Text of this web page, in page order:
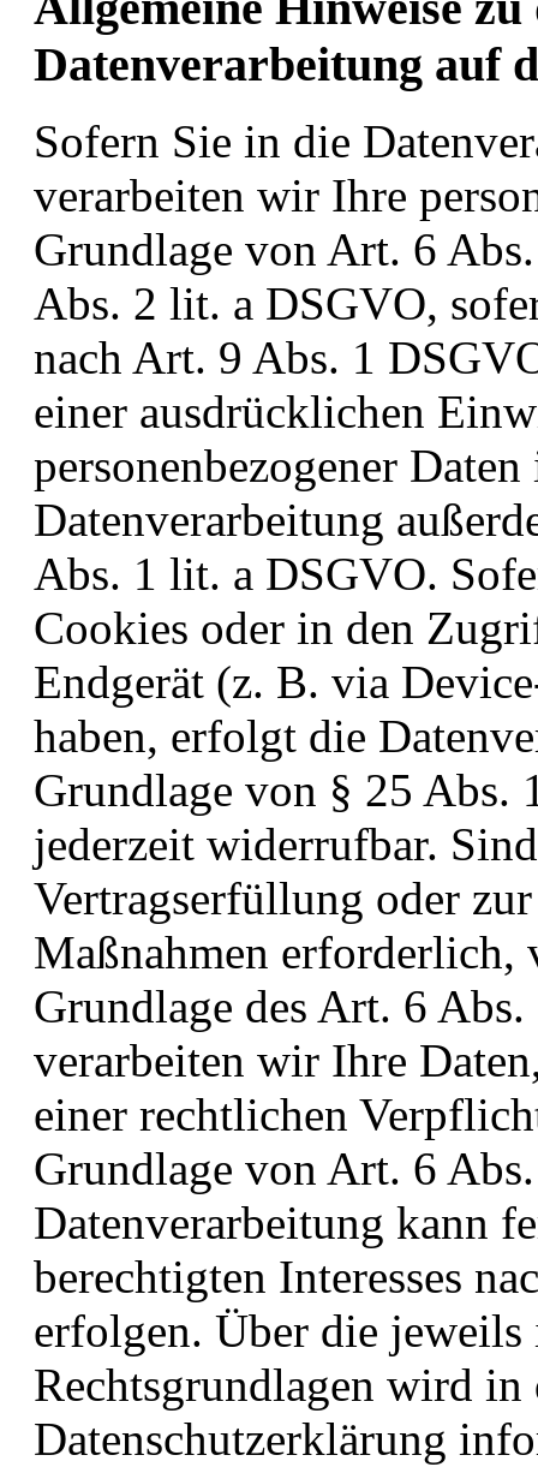
Datenverarbeitung auf
Sofern Sie in die
verarbeiten wir Ihre
Grundlage von Art. 6
Abs. 2 lit. a DSGVO,
nach Art. 9 Abs. 1
einer ausdrücklichen
personenbezogener
Datenverarbeitung
Abs. 1 lit. a DSGVO.
Cookies oder in den
Endgerät (z. B. via
haben, erfolgt die
Grundlage von § 25
jederzeit widerrufbar.
Vertragserfüllung oder
Maßnahmen erforderlich,
Grundlage des Art. 6
verarbeiten wir Ihre
einer rechtlichen
Grundlage von Art. 6
Datenverarbeitung kann
berechtigten Interesses
erfolgen. Über die
Rechtsgrundlagen wird in
Datenschutzerklärung